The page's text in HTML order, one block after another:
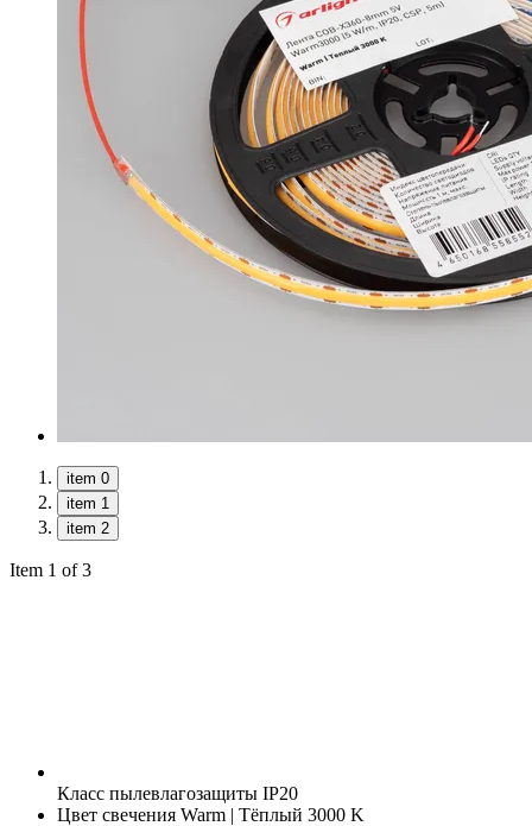
item 0
item 1
item 2
Item 1 of 3
Класс пылевлагозащиты IP20
Цвет свечения Warm | Тёплый 3000 K